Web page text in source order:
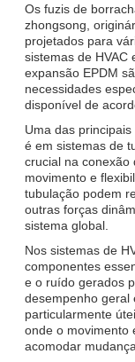
Os fuzis de
zhongsong,
projetados para
sistemas de HVAC
expansão EPDM
necessidades
disponível de
Uma das
é em sistemas de
crucial na conexão
movimento e
tubulação podem
outras forças
sistema global.
Nos sistemas de
componentes
e o ruído gerados
desempenho geral
particularmente
onde o movimento
acomodar